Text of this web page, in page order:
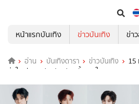
หน้าแรกบันเทิง
ข่าวบันเทิง ข่า
อ่าน บันเทิงดารา ข่าวบันเทิง
15
ยิ่งใหญ่! พบปะแฟนคลับครั้งแรกในงาน 'Reply